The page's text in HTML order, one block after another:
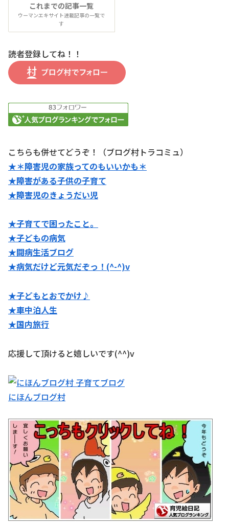
これまでの記事一覧
ウーマンエキサイト連載記事の一覧で
す
読者登録してね！！
こちらも併せてどうぞ！（ブログ村トラコミュ）
★＊障害児の家族ってのもいいかも＊
★障害がある子供の子育て
★障害児のきょうだい児
★子育てで困ったこと。
★子どもの病気
★闘病生活ブログ
★病気だけど元気だぞっ！(^-^)v
★子どもとおでかけ♪
★車中泊人生
★国内旅行
応援して頂けると嬉しいです(^^)v
にほんブログ村